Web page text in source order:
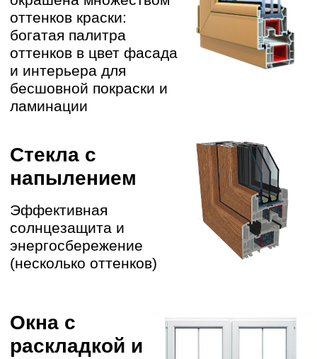
ВЫВОЗ МУСОРА
Работаем как по ГОСТу, так и по
вашему тех.заданию
Следим за чистотой работ,
убираемся за собой
04
ЗАПИШИТЕСЬ НА
БЕСПЛАТНЫЙ
ЗАМЕР
К вам приедет специалист, который
поможет с выбором типа подходящей
конструкции под ваши задачи и
+7 473 229 90 62